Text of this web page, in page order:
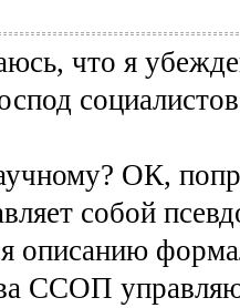
что я
ОК,
собой
описанию
ССОП